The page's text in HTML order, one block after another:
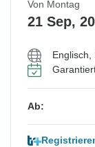
Von Montag
21 Sep,
Englisch,
Ab: